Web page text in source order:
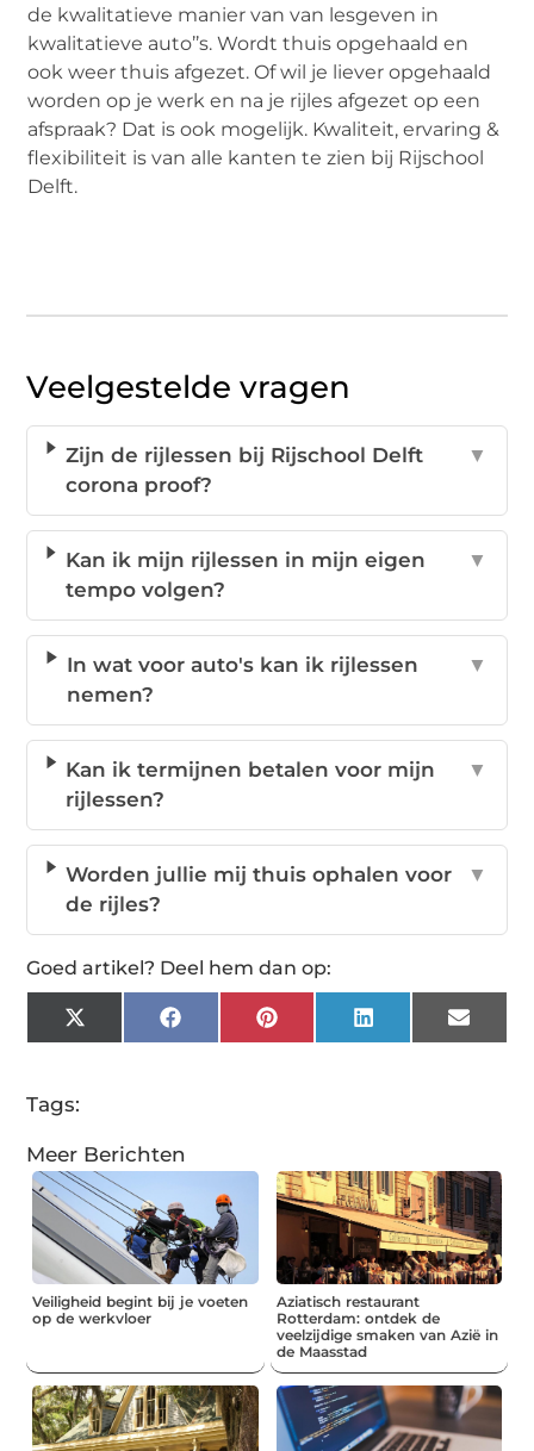
de kwalitatieve manier van van lesgeven in
kwalitatieve auto’’s. Wordt thuis opgehaald en
ook weer thuis afgezet. Of wil je liever opgehaald
worden op je werk en na je rijles afgezet op een
afspraak? Dat is ook mogelijk. Kwaliteit, ervaring &
flexibiliteit is van alle kanten te zien bij Rijschool
Delft.
Veelgestelde vragen
Zijn de rijlessen bij Rijschool Delft
corona proof?
▼
Kan ik mijn rijlessen in mijn eigen
tempo volgen?
▼
In wat voor auto's kan ik rijlessen
nemen?
▼
Kan ik termijnen betalen voor mijn
rijlessen?
▼
Worden jullie mij thuis ophalen voor
de rijles?
▼
Goed artikel? Deel hem dan op:
X
(Twitter)
FacebookPinterestLinkedInEmail
Tags:
Meer Berichten
Veiligheid begint bij je voeten
op de werkvloer
Aziatisch restaurant
Rotterdam: ontdek de
veelzijdige smaken van Azië in
de Maasstad